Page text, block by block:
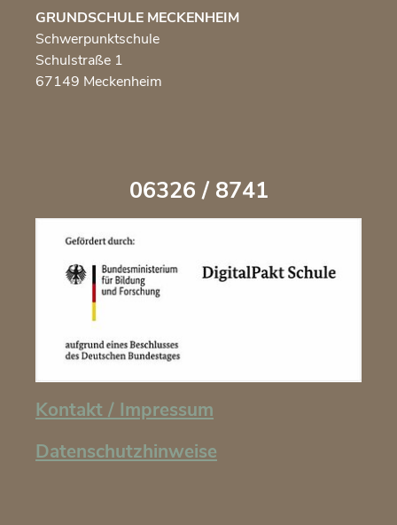
GRUNDSCHULE MECKENHEIM
Schwerpunktschule
Schulstraße 1
67149 Meckenheim
06326 / 8741
Kontakt / Impressum
Datenschutzhinweise